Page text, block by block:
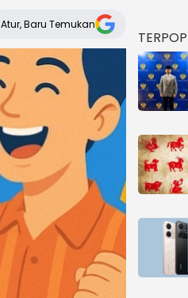
Atur, Baru Temukan